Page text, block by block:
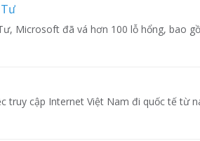
Microsoft đã vá hơn 100 lỗ hổng, bao
truy cập Internet Việt Nam đi quốc tế từ